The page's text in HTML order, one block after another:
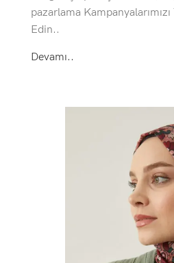
pazarlama
Edin..
Devamı..